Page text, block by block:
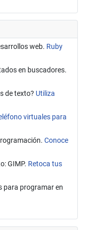
web. Ruby
en buscadores.
de texto? Utiliza
virtuales para
Conoce
GIMP. Retoca tus
para programar en